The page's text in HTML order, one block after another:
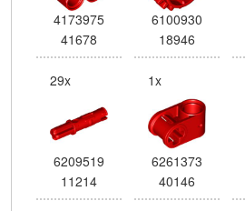
4173975
41678
6100930
18946
29x
6209519
11214
1x
6261373
40146